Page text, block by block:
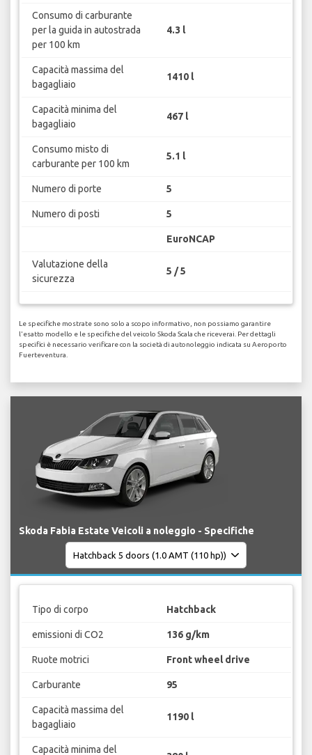
Consumo di carburante
per la guida in autostrada
per 100 km
4.3 l
Capacità massima del
bagagliaio
1410 l
Capacità minima del
bagagliaio
467 l
Consumo misto di
carburante per 100 km
5.1 l
Numero di porte 5
Numero di posti 5
EuroNCAP
Valutazione della
sicurezza
5 / 5
Le specifiche mostrate sono solo a scopo informativo, non possiamo garantire
l'esatto modello e le specifiche del veicolo Skoda Scala che riceverai. Per dettagli
specifici è necessario verificare con la società di autonoleggio indicata su Aeroporto
Fuerteventura.
Skoda Fabia Estate Veicoli a noleggio - Specifiche
Tipo di corpo Hatchback
emissioni di CO2 136 g/km
Ruote motrici Front wheel drive
Carburante 95
Capacità massima del
bagagliaio
1190 l
Capacità minima del